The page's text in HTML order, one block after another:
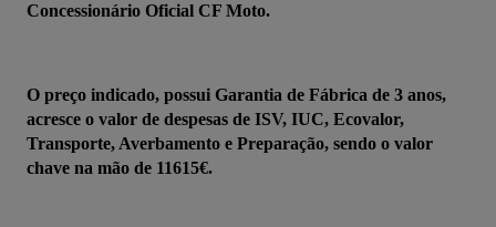
Concessionário Oficial CF Moto.
O preço indicado, possui Garantia de Fábrica de 3 anos,
acresce o valor de despesas de ISV, IUC, Ecovalor,
Transporte, Averbamento e Preparação, sendo o valor
chave na mão de 11615€.